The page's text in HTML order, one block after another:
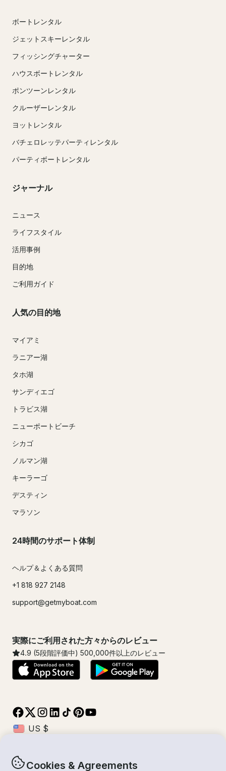
Cookies & Agreements
ボートレンタル
ジェットスキーレンタル
フィッシングチャーター
ハウスボートレンタル
ポンツーンレンタル
クルーザーレンタル
ヨットレンタル
バチェロレッテパーティレンタル
パーティボートレンタル
ジャーナル
ニュース
ライフスタイル
活用事例
目的地
ご利用ガイド
人気の目的地
マイアミ
ラニアー湖
タホ湖
サンディエゴ
トラビス湖
ニューポートビーチ
シカゴ
ノルマン湖
キーラーゴ
デスティン
マラソン
24時間のサポート体制
ヘルプ＆よくある質問
+1 818 927 2148
support@getmyboat.com
実際にご利用された方々からのレビュー
4.9 (5段階評価中) 500,000件以上のレビュー
© Getmyboat 2026利用規約プライバシー規約